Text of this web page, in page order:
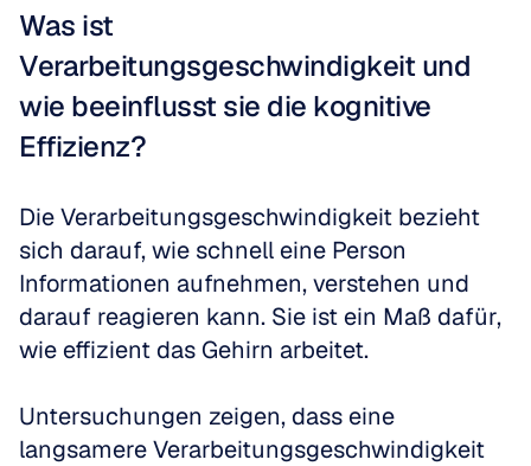
Was ist
Verarbeitungsgeschwindigkeit und
wie beeinflusst sie die kognitive
Effizienz?
Die Verarbeitungsgeschwindigkeit bezieht
sich darauf, wie schnell eine Person
Informationen aufnehmen, verstehen und
darauf reagieren kann. Sie ist ein Maß dafür,
wie effizient das Gehirn arbeitet.
Untersuchungen zeigen, dass eine
langsamere Verarbeitungsgeschwindigkeit